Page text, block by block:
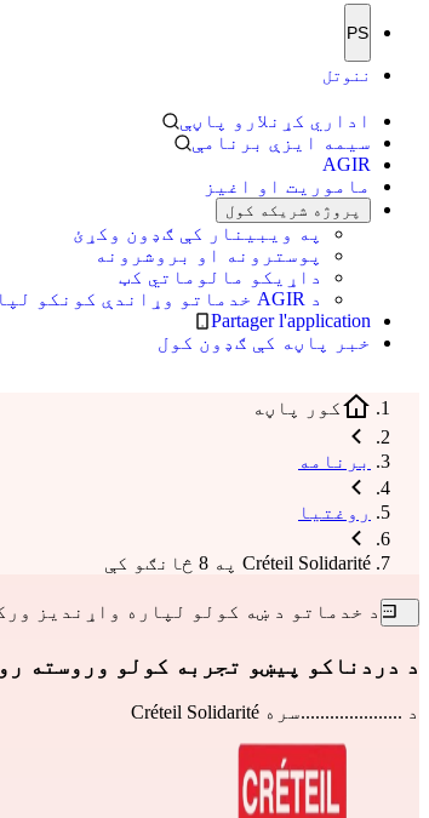
PS
ننوتل
اداري کړنلارو پاڼې
سیمه ایزې برنامې
AGIR
ماموریت او اغیز
پروژه شریکه کول
په ویبینار کې ګډون وکړئ
پوسترونه او بروشرونه
داړیکو مالوماتي کټ
د AGIR خدماتو وړاندې کونکو لپاره
Partager l'application
خبر پاڼه کې ګډون کول
کور پاڼه
برنامه
روغتیا
Créteil Solidarité په 8 څانګو کې
د خدماتو د ښه کولو لپاره واړندیز
د دردناکو پیښو تجربه کولو وروسته
د .....................سره Créteil Solidarité